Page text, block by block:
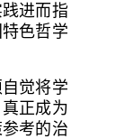
进而指
色哲学
觉将学
正成为
考的治